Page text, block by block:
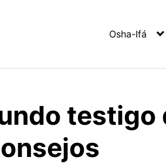
Osha-Ifá
testigo